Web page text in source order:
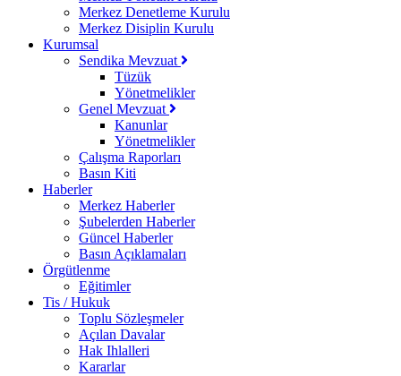
Merkez Denetleme Kurulu
Merkez Disiplin Kurulu
Kurumsal
Sendika Mevzuat
Tüzük
Yönetmelikler
Genel Mevzuat
Kanunlar
Yönetmelikler
Çalışma Raporları
Basın Kiti
Haberler
Merkez Haberler
Şubelerden Haberler
Güncel Haberler
Basın Açıklamaları
Örgütlenme
Eğitimler
Tis / Hukuk
Toplu Sözleşmeler
Açılan Davalar
Hak Ihlalleri
Kararlar